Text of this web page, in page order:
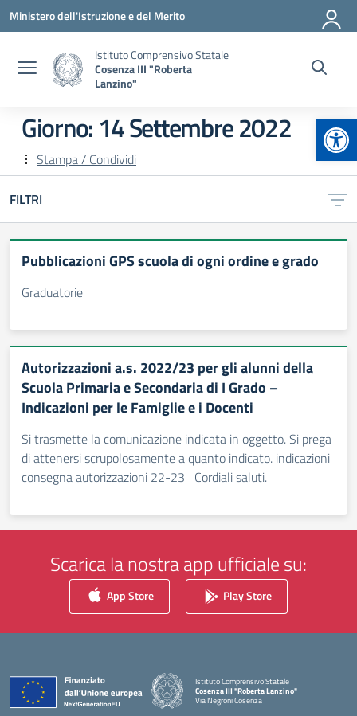
Vai ai contenuti
Vai al menu di navigazione
Vai al footer
Ministero dell'Istruzione e del Merito
Istituto Comprensivo Statale
Cosenza III "Roberta
Lanzino"
Giorno: 14 Settembre 2022
Stampa / Condividi
FILTRI
Pubblicazioni GPS scuola di ogni ordine e grado
Graduatorie
Autorizzazioni a.s. 2022/23 per gli alunni della
Scuola Primaria e Secondaria di I Grado –
Indicazioni per le Famiglie e i Docenti
Si trasmette la comunicazione indicata in oggetto. Si prega
di attenersi scrupolosamente a quanto indicato. indicazioni
consegna autorizzazioni 22-23 Cordiali saluti.
Scarica la nostra app ufficiale su:
App Store Play Store
Istituto Comprensivo Statale
Cosenza III "Roberta Lanzino"
Via Negroni Cosenza
— Visita la pagina iniziale della scuola